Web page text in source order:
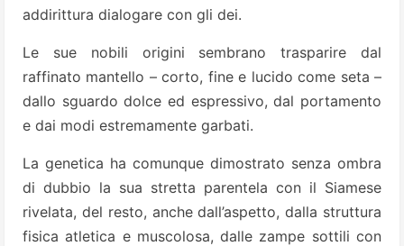
addirittura dialogare con gli dei.
Le sue nobili origini sembrano trasparire dal
raffinato mantello – corto, fine e lucido come seta –
dallo sguardo dolce ed espressivo, dal portamento
e dai modi estremamente garbati.
La genetica ha comunque dimostrato senza ombra
di dubbio la sua stretta parentela con il Siamese
rivelata, del resto, anche dall’aspetto, dalla struttura
fisica atletica e muscolosa, dalle zampe sottili con